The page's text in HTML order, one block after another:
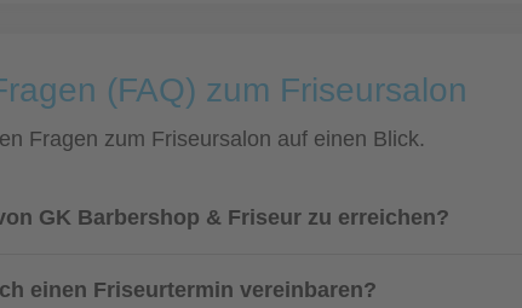
(FAQ) zum Friseursalon
Fragen zum Friseursalon auf einen Blick.
GK Barbershop & Friseur zu erreichen?
einen Friseurtermin vereinbaren?